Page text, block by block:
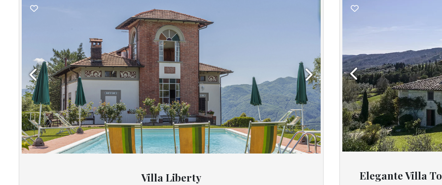
Previous Next
Villa Liberty
Previous
Elegante Villa